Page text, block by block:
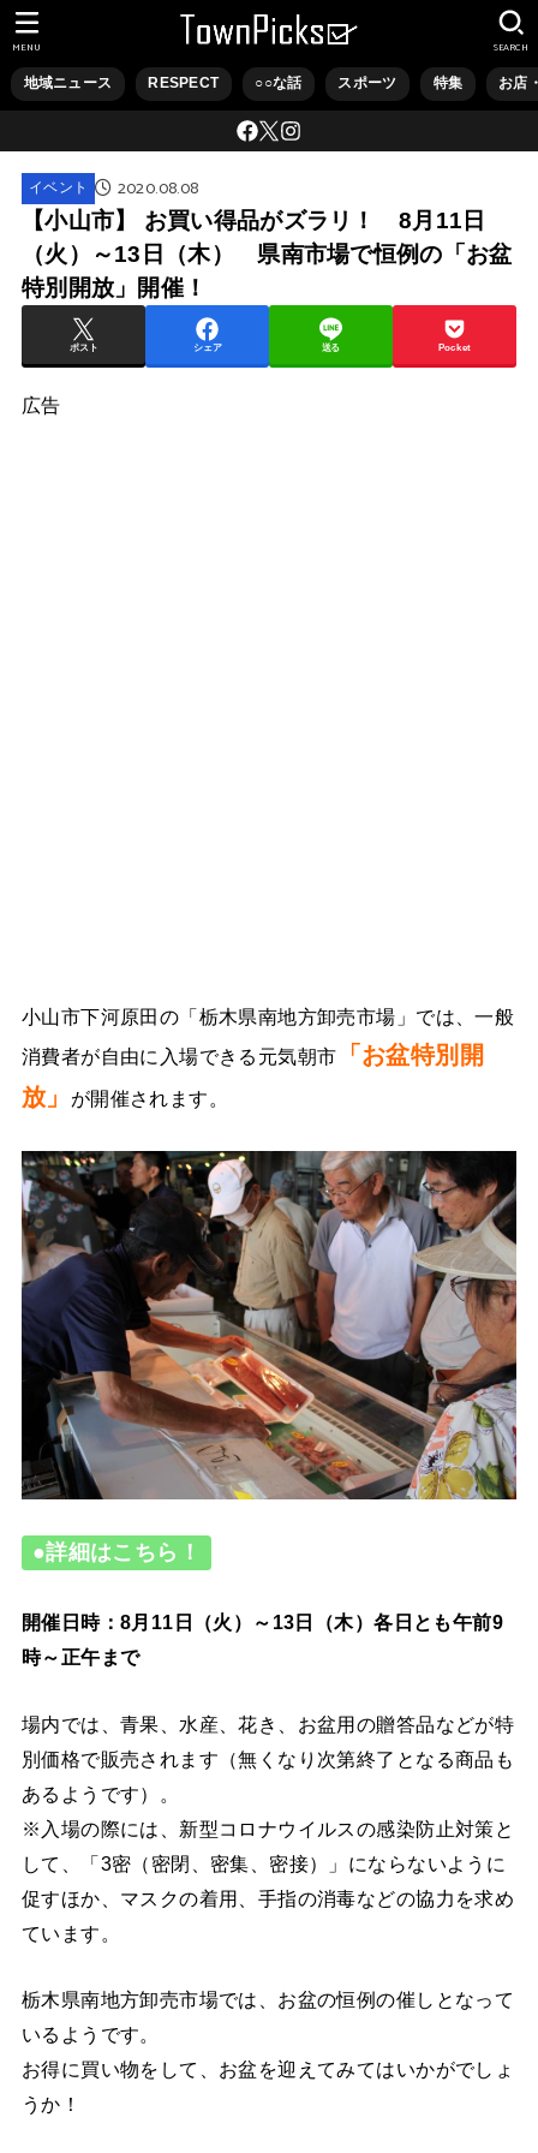
地域ニュース RESPECT ○○な話 スポーツ 特集 お店
SEARCH
MENU
イベント 2020.08.08
【小山市】 お買い得品がズラリ！ 8月11日
（火）～13日（木） 県南市場で恒例の「お盆
特別開放」開催！
ポスト シェア 送る Pocket
広告
小山市下河原田の「栃木県南地方卸売市場」では、一般
消費者が自由に入場できる元気朝市
「お盆特別開
放」
が開催されます。
●詳細はこちら！
開催日時：8月11日（火）～13日（木）各日とも午前9
時～正午まで
場内では、青果、水産、花き、お盆用の贈答品などが特
別価格で販売されます（無くなり次第終了となる商品も
あるようです）。
※入場の際には、新型コロナウイルスの感染防止対策と
して、「3密（密閉、密集、密接）」にならないように
促すほか、マスクの着用、手指の消毒などの協力を求め
ています。
栃木県南地方卸売市場では、お盆の恒例の催しとなって
いるようです。
お得に買い物をして、お盆を迎えてみてはいかがでしょ
うか！